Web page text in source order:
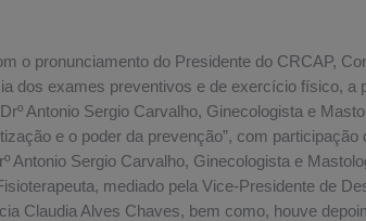
o pronunciamento do Presidente do CRCAP,
dos exames preventivos e de exercício físico, a
Antonio Sergio Carvalho, Ginecologista e
e o poder da prevenção”, com participação
Antonio Sergio Carvalho, Ginecologista e
mediado pela Vice-Presidente de
Claudia Alves Chaves, bem como, houve